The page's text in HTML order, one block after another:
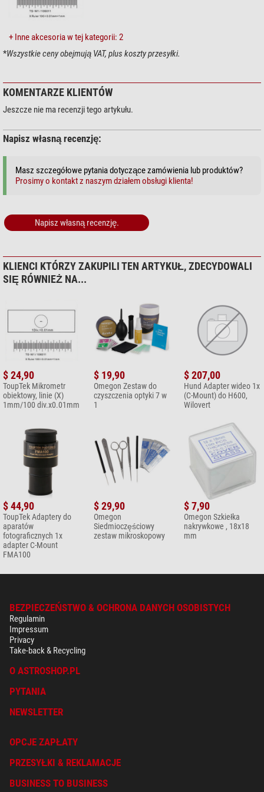
ToupView/ToupLite;
Kompatybilna z systemami Windows/Linux/Mac OS, Native C/C++,
C#/VB.Net, DirectShow, Twain, LabView
Zakres dostawy:
pozłacany / 2,0 m; płyta CD (sterowniki i oprogramowanie, Ø12cm)
Dziedzina
Medycyna
Zakres zastosowania
Inne
Numer produktu dostawcy
E3ISPM02100KPA-E3
+ Inne akcesoria w tej kategorii: 2
*Wszystkie ceny obejmują VAT, plus koszty przesyłki.
KOMENTARZE KLIENTÓW
Jeszcze nie ma recenzji tego artykułu.
Napisz własną recenzję:
Masz szczegółowe pytania dotyczące zamówienia lub produktów?
Prosimy o kontakt z naszym działem obsługi klienta!
Napisz własną recenzję.
KLIENCI KTÓRZY ZAKUPILI TEN ARTYKUŁ, ZDECYDOWALI
SIĘ RÓWNIEŻ NA...
$ 24,90
ToupTek Mikrometr
obiektowy, linie (X)
1mm/100 div.x0.01mm
$ 19,90
Omegon Zestaw do
czyszczenia optyki 7 w
1
$ 207,00
Hund Adapter wideo 1x
(C-Mount) do H600,
Wilovert
$ 44,90
ToupTek Adaptery do
aparatów
fotograficznych 1x
adapter C-Mount
FMA100
$ 29,90
Omegon
Siedmioczęściowy
zestaw mikroskopowy
$ 7,90
Omegon Szkiełka
nakrywkowe , 18x18
mm
BEZPIECZEŃSTWO & OCHRONA DANYCH OSOBISTYCH
Regulamin
Impressum
Privacy
Take-back & Recycling
O ASTROSHOP.PL
PYTANIA
NEWSLETTER
OPCJE ZAPŁATY
PRZESYŁKI & REKLAMACJE
BUSINESS TO BUSINESS